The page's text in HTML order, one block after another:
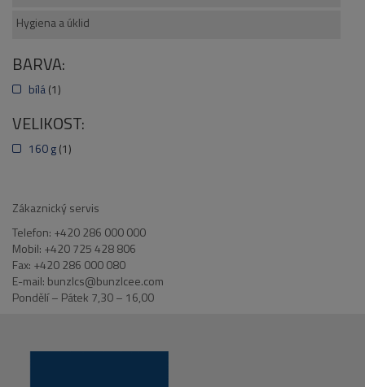
Hygiena a úklid
BARVA:
bílá (1)
VELIKOST:
160 g (1)
Zákaznický servis
Telefon: +420 286 000 000
Mobil: +420 725 428 806
Fax: +420 286 000 080
E-mail: bunzlcs@bunzlcee.com
Pondělí – Pátek 7,30 – 16,00